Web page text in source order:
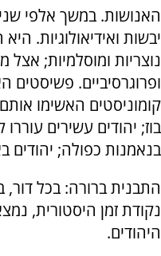
האנושות. במשך אלפי
יבשות ואידיאולוגיות.
נוצריות ומוסלמיות;
ופרוגרסיביים. פשיסטים
קומוניסטים האשימו
בוז; יהודים עשירים
בנאמנות כפולה; יהודים
התבנית ברורה: בכל דור,
נקודת זמן היסטורית,
היהודים.